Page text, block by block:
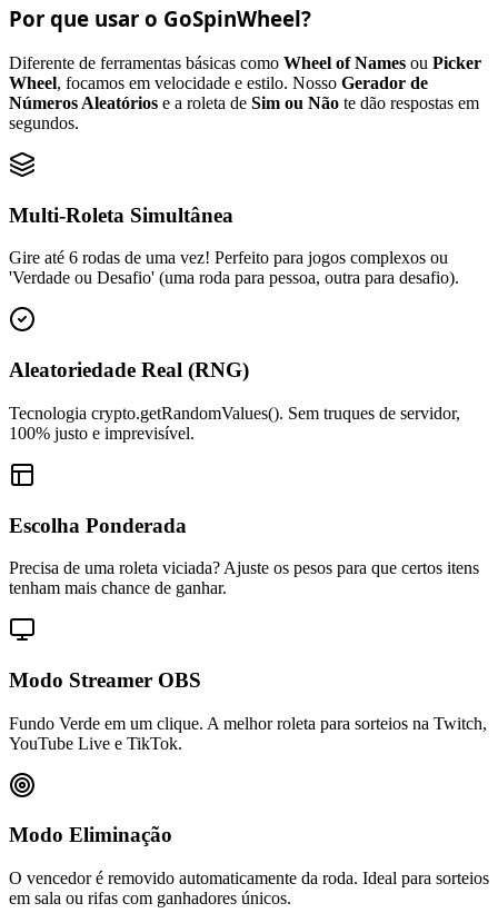
Por que usar o GoSpinWheel?
Diferente de ferramentas básicas como Wheel of Names ou Picker
Wheel, focamos em velocidade e estilo. Nosso Gerador de
Números Aleatórios e a roleta de Sim ou Não te dão respostas em
segundos.
Multi-Roleta Simultânea
Gire até 6 rodas de uma vez! Perfeito para jogos complexos ou
'Verdade ou Desafio' (uma roda para pessoa, outra para desafio).
Aleatoriedade Real (RNG)
Tecnologia crypto.getRandomValues(). Sem truques de servidor,
100% justo e imprevisível.
Escolha Ponderada
Precisa de uma roleta viciada? Ajuste os pesos para que certos itens
tenham mais chance de ganhar.
Modo Streamer OBS
Fundo Verde em um clique. A melhor roleta para sorteios na Twitch,
YouTube Live e TikTok.
Modo Eliminação
O vencedor é removido automaticamente da roda. Ideal para sorteios
em sala ou rifas com ganhadores únicos.